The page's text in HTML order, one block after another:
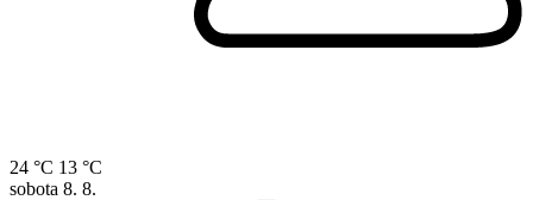
24 °C 13 °C
sobota 8. 8.